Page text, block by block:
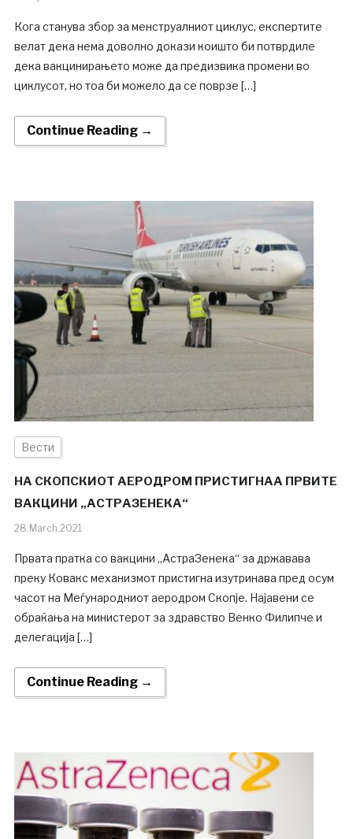
Кога станува збор за менструалниот циклус, експертите
велат дека нема доволно докази коишто би потврдиле
дека вакцинирањето може да предизвика промени во
циклусот, но тоа би можело да се поврзе […]
Continue Reading →
Вести
НА СКОПСКИОТ АЕРОДРОМ ПРИСТИГНАА ПРВИТЕ
ВАКЦИНИ „АСТРАЗЕНЕКА“
28.March.2021
Првата пратка со вакцини „АстраЗенека“ за државава
преку Ковакс механизмот пристигна изутринава пред осум
часот на Меѓународниот аеродром Скопје. Најавени се
обраќања на министерот за здравство Венко Филипче и
делегација […]
Continue Reading →